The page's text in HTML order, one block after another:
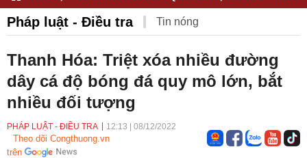
Pháp luật - Điều tra Tin nóng
Thanh Hóa: Triệt xóa nhiều đường
dây cá độ bóng đá quy mô lớn, bắt
nhiều đối tượng
PHÁP LUẬT - ĐIỀU TRA 12:13 08/12/2022
Theo dõi Congthuong.vn
trên